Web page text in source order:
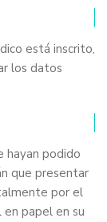
está inscrito,
los datos
hayan podido
que presentar
por el
papel en su